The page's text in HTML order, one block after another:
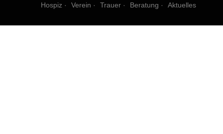
Hospiz Verein Trauer Beratung Aktuelles